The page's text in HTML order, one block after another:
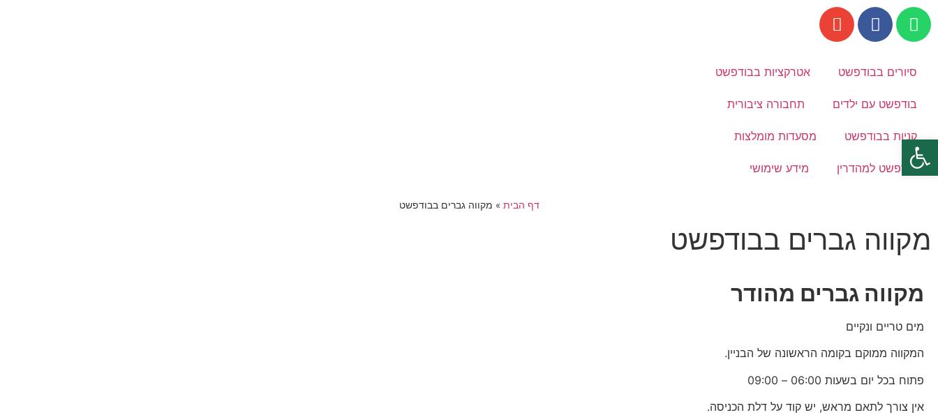
סיורים בבודפשט אטרקציות בבודפשט
בודפשט עם ילדים תחבורה ציבורית
קניות בבודפשט מסעדות מומלצות
בודפשט למהדרין מידע שימושי
דף הבית » מקווה גברים בבודפשט
מקווה גברים בבודפשט
מקווה גברים מהודר
מים טריים ונקיים
המקווה ממוקם בקומה הראשונה של הבניין.
פתוח בכל יום בשעות 06:00 – 09:00
אין צורך לתאם מראש, יש קוד על דלת הכניסה.
פתח סרגל נגישות